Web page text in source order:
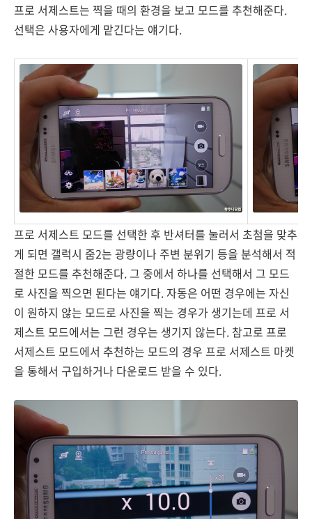
프로 서제스트는 찍을 때의 환경을 보고 모드를 추천해준다.
선택은 사용자에게 맡긴다는 얘기다.
프로 서제스트 모드를 선택한 후 반셔터를 눌러서 초첨을 맞추
게 되면 갤럭시 줌2는 광량이나 주변 분위기 등을 분석해서 적
절한 모드를 추천해준다. 그 중에서 하나를 선택해서 그 모드
로 사진을 찍으면 된다는 얘기다. 자동은 어떤 경우에는 자신
이 원하지 않는 모드로 사진을 찍는 경우가 생기는데 프로 서
제스트 모드에서는 그런 경우는 생기지 않는다. 참고로 프로
서제스트 모드에서 추천하는 모드의 경우 프로 서제스트 마켓
을 통해서 구입하거나 다운로드 받을 수 있다.